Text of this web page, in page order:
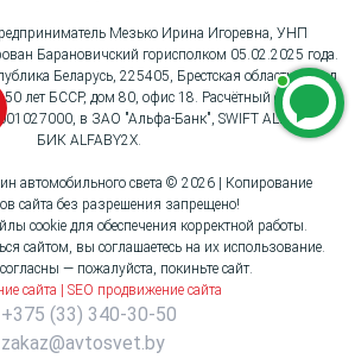
Мезько Ирина Игоревна, УНП
Барановичский горисполком 05.02.2025 года.
Беларусь, 225405, Брестская область, город
50 лет БССР, дом 80, офис 18. Расчётный счёт:
в ЗАО "Альфа-Банк", SWIFT ALFABY2X,
БИК ALFABY2X.
автомобильного света © 2026 | Копирование
сайта без разрешения запрещено!
cookie для обеспечения корректной работы.
сайтом, вы соглашаетесь на их использование.
— пожалуйста, покиньте сайт.
сайта | SEO продвижение сайта
+375 (33) 340-30-50
zakaz@avtosvet.by